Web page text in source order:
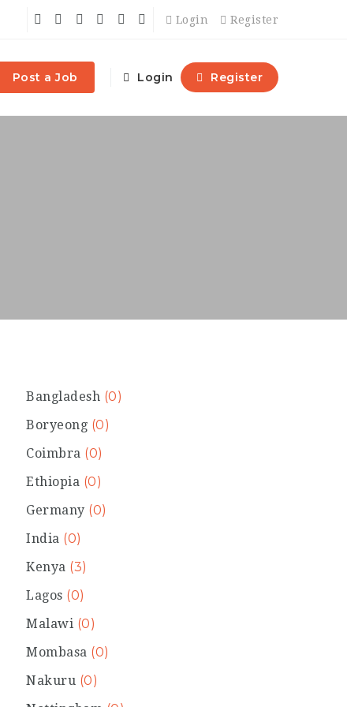
Login Register
Post a Job Login Register
Bangladesh (0)
Boryeong (0)
Coimbra (0)
Ethiopia (0)
Germany (0)
India (0)
Kenya (3)
Lagos (0)
Malawi (0)
Mombasa (0)
Nakuru (0)